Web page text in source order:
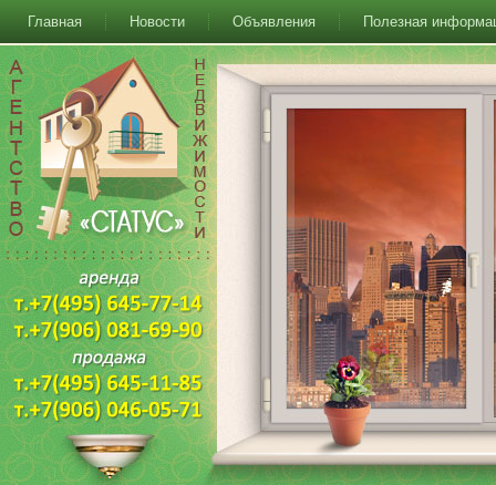
Главная Новости Объявления Полезная